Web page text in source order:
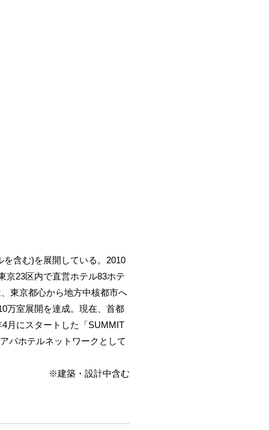
含む)を展開している。2010
京23区内で直営ホテル83ホテ
東京都心から地方中核都市へ
万室展開を達成。現在、首都
月にスタートした「SUMMIT
パホテルネットワークとして
※建築・設計中含む